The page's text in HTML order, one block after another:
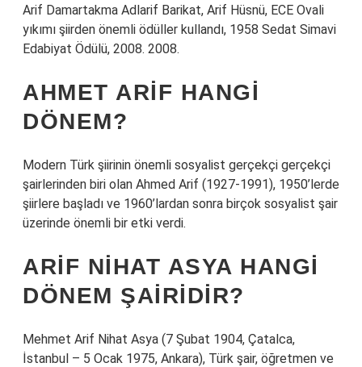
Arif Damartakma Adlarif Barikat, Arif Hüsnü, ECE Ovali
yıkımı şiirden önemli ödüller kullandı, 1958 Sedat Simavi
Edabiyat Ödülü, 2008. 2008.
AHMET ARIF HANGI
DÖNEM?
Modern Türk şiirinin önemli sosyalist gerçekçi gerçekçi
şairlerinden biri olan Ahmed Arif (1927-1991), 1950’lerde
şiirlere başladı ve 1960’lardan sonra birçok sosyalist şair
üzerinde önemli bir etki verdi.
ARIF NIHAT ASYA HANGI
DÖNEM ŞAIRIDIR?
Mehmet Arif Nihat Asya (7 Şubat 1904, Çatalca,
İstanbul – 5 Ocak 1975, Ankara), Türk şair, öğretmen ve